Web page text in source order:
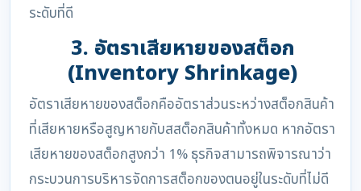
ระดับที่ดี
3. อัตราเสียหายของสต็อก
(Inventory Shrinkage)
อัตราเสียหายของสต็อกคืออัตราส่วนระหว่างสต็อกสินค้า
ที่เสียหายหรือสูญหายกับสสต็อกสินค้าทั้งหมด หากอัตรา
เสียหายของสต็อกสูงกว่า 1% ธุรกิจสามารถพิจารณาว่า
กระบวนการบริหารจัดการสต็อกของตนอยู่ในระดับที่ไม่ดี